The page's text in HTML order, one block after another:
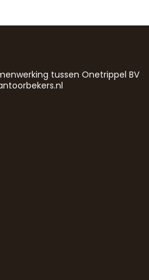
tussen Onetrippel BV